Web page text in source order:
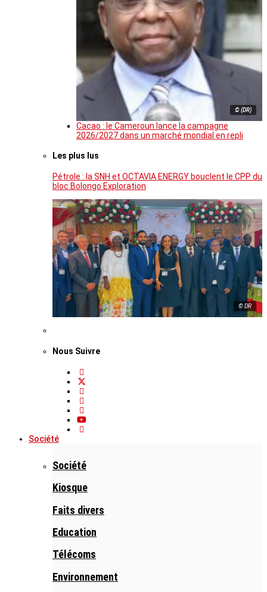
© (DR)
Cacao : le Cameroun lance la campagne
2026/2027 dans un marché mondial en repli
Les plus lus
Pétrole : la SNH et OCTAVIA ENERGY bouclent le CPP du
bloc Bolongo Exploration
© DR
Nous Suivre
Société
Société
Kiosque
Faits divers
Education
Télécoms
Environnement